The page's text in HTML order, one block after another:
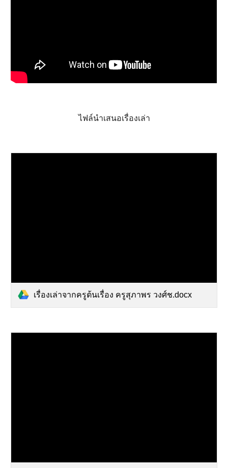
ไฟล์นำเสนอเรื่องเล่า
เรื่องเล่าจากครูต้นเรื่อง ครูสุภาพร วงศ์ช.docx